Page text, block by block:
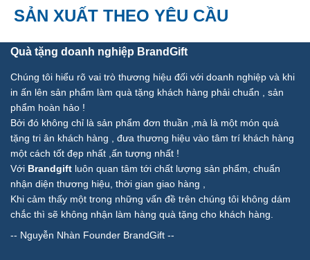
SẢN XUẤT THEO YÊU CẦU
Quà tặng doanh nghiệp BrandGift
Chúng tôi hiểu rõ vai trò thương hiệu đối với doanh nghiệp và khi
in ấn lên sản phẩm làm quà tặng khách hàng phải chuẩn , sản
phẩm hoàn hảo !
Bởi đó không chỉ là sản phẩm đơn thuần ,mà là một món quà
tặng tri ân khách hàng , đưa thương hiệu vào tâm trí khách hàng
một cách tốt đẹp nhất ,ấn tượng nhất !
Với Brandgift luôn quan tâm tới chất lượng sản phẩm, chuẩn
nhận diện thương hiệu, thời gian giao hàng ,
Khi cảm thấy một trong những vấn đề trên chúng tôi không dám
chắc thì sẽ không nhận làm hàng quà tặng cho khách hàng.
-- Nguyễn Nhàn Founder BrandGift --